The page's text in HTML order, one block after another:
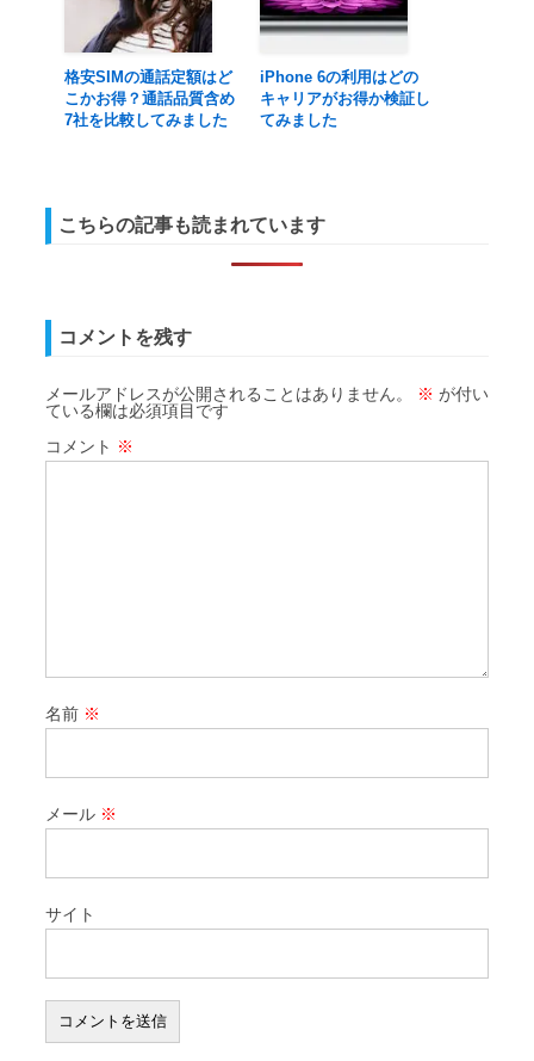
格安SIMの通話定額はど
こかお得？通話品質含め
7社を比較してみました
iPhone 6の利用はどの
キャリアがお得か検証し
てみました
こちらの記事も読まれています
コメントを残す
メールアドレスが公開されることはありません。 ※ が付い
ている欄は必須項目です
コメント ※
名前 ※
メール ※
サイト